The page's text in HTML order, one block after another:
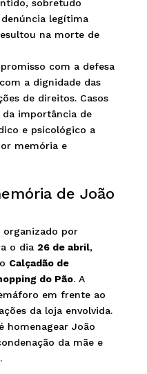
sobretudo
legítima
na morte de
com a defesa
a dignidade das
de direitos. Casos
importância de
e psicológico a
memória e
de João
organizado por
o dia 26 de abril,
Calçadão de
do Pão. A
em frente ao
da loja envolvida.
homenagear João
da mãe e